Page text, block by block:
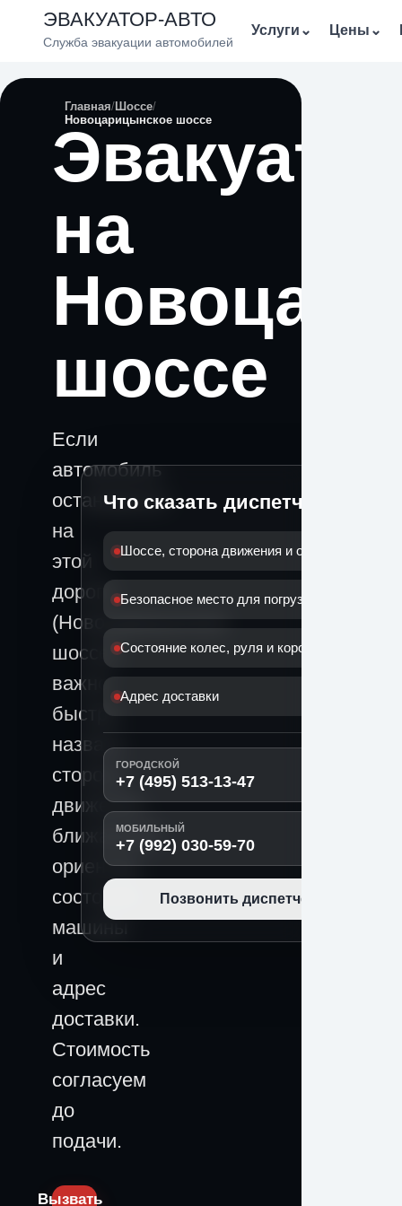
ЭВАКУАТОР-АВТО
Служба эвакуации автомобилей
Услуги ⌄ Цены ⌄
Главная Шоссе
Новоцарицынское шоссе
на
шоссе
Если
автомобиль
остановился
на
этой
дороге
(Новоцарицынское
шоссе),
важно
быстро
назвать
сторону
движения,
ближайший
ориентир,
состояние
машины
и
адрес
доставки.
Стоимость
согласуем
до
подачи.
Вызвать
Что сказать диспетчеру
Шоссе, сторона движения и ориентир
Безопасное место для погрузки
Состояние колес, руля и коробки
Адрес доставки
ГОРОДСКОЙ
+7 (495) 513-13-47
МОБИЛЬНЫЙ
+7 (992) 030-59-70
Позвонить диспетчеру